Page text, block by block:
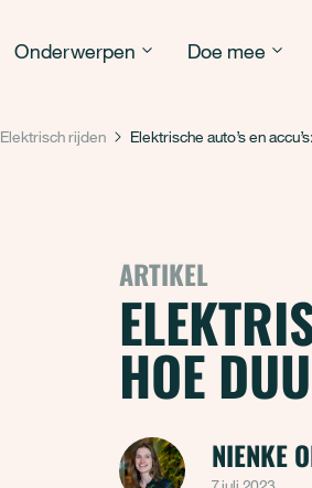
Onderwerpen Doe mee
Elektrisch rijden Elektrische auto’s en
ARTIKEL
HOE
NIENKE